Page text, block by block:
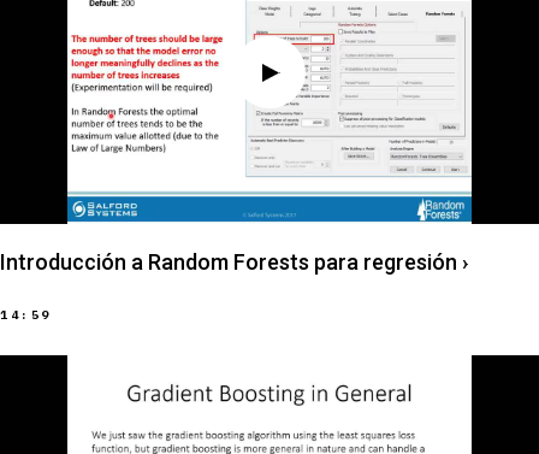
Introducción a Random Forests para regresión ›
14:59